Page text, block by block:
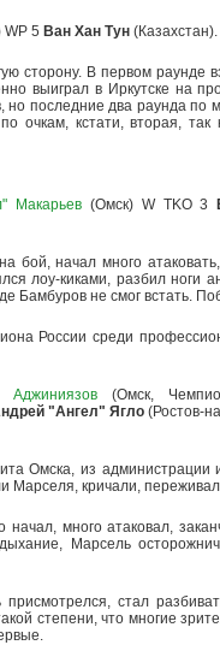
WP 5 Ван Хан Тун (Казахстан).
сторону. В первом раунде
выиграл в Иркутске на
последние два раунда по
очкам, кстати, вторая, так
Макарьев (Омск) W TKO 3
бой, начал много
лоу-киками, разбил ноги
Бамбуров не смог встать.
России среди
Аджиниязов (Омск,
"Ангел" Ягло (Ростов-
Омска, из администрации
кричали,
много атаковал,
Марсель
стал
степени, что многие